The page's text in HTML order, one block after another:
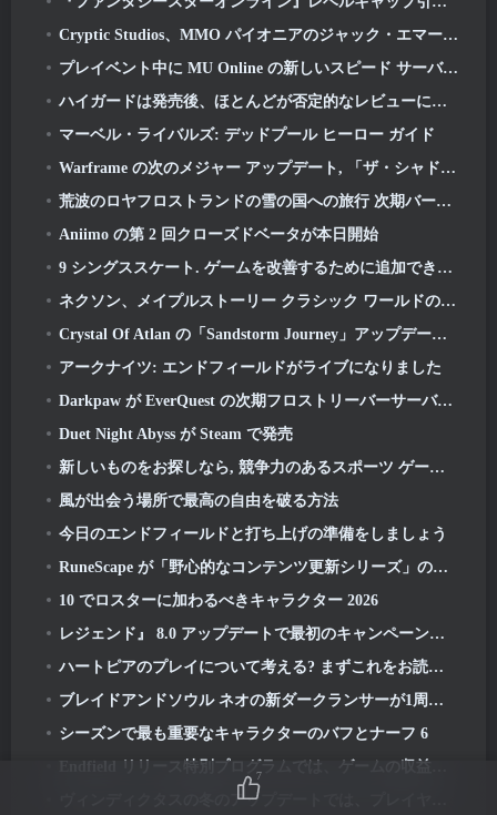
Cryptic Studios、MMO パイオニアのジャック・エマート氏が CEO として復帰すると発表
プレイベント中に MU Online の新しいスピード サーバーの準備をする
ハイガードは発売後、ほとんどが否定的なレビューに見舞われる
マーベル・ライバルズ: デッドプール ヒーロー ガイド
Warframe の次のメジャー アップデート, 「ザ・シャドウグラファー」が3月に登場予定
荒波のロヤフロストランドの雪の国への旅行 次期バージョン 3.1
Aniimo の第 2 回クローズドベータが本日開始
9 シングススケート. ゲームを改善するために追加できる可能性がある 2026
ネクソン、メイプルストーリー クラシック ワールドの短いグローバル ゲームプレイ トレーラーを公開
Crystal Of Atlan の「Sandstorm Journey」アップデートにより、レベルキャップが次のように引き上げられます 70
アークナイツ: エンドフィールドがライブになりました
Darkpaw が EverQuest の次期フロストリーバーサーバーのためにプレイヤーが選んだルールを明らかに
Duet Night Abyss が Steam で発売
新しいものをお探しなら, 競争力のあるスポーツ ゲーム, フリースタイルフットボールのクローズドベータテスト 2 進行中です
風が出会う場所で最高の自由を破る方法
今日のエンドフィールドと打ち上げの準備をしましょう
RuneScape が「野心的なコンテンツ更新シリーズ」の詳細を説明するビデオを共有
10 でロスターに加わるべきキャラクター 2026
レジェンド』 8.0 アップデートで最初のキャンペーンが開始 2026
ハートピアのプレイについて考える? まずこれをお読みください
ブレイドアンドソウル ネオの新ダークランサーが1周年に間に合うように登場
シーズンで最も重要なキャラクターのバフとナーフ 6
Endfield リリース特別プログラムでは、ゲームの収益化システムの詳細が提供されます
ヴィンディクタスの冬のアップデートでは、プレイヤーの進行を容易にするシステムが導入されています
7